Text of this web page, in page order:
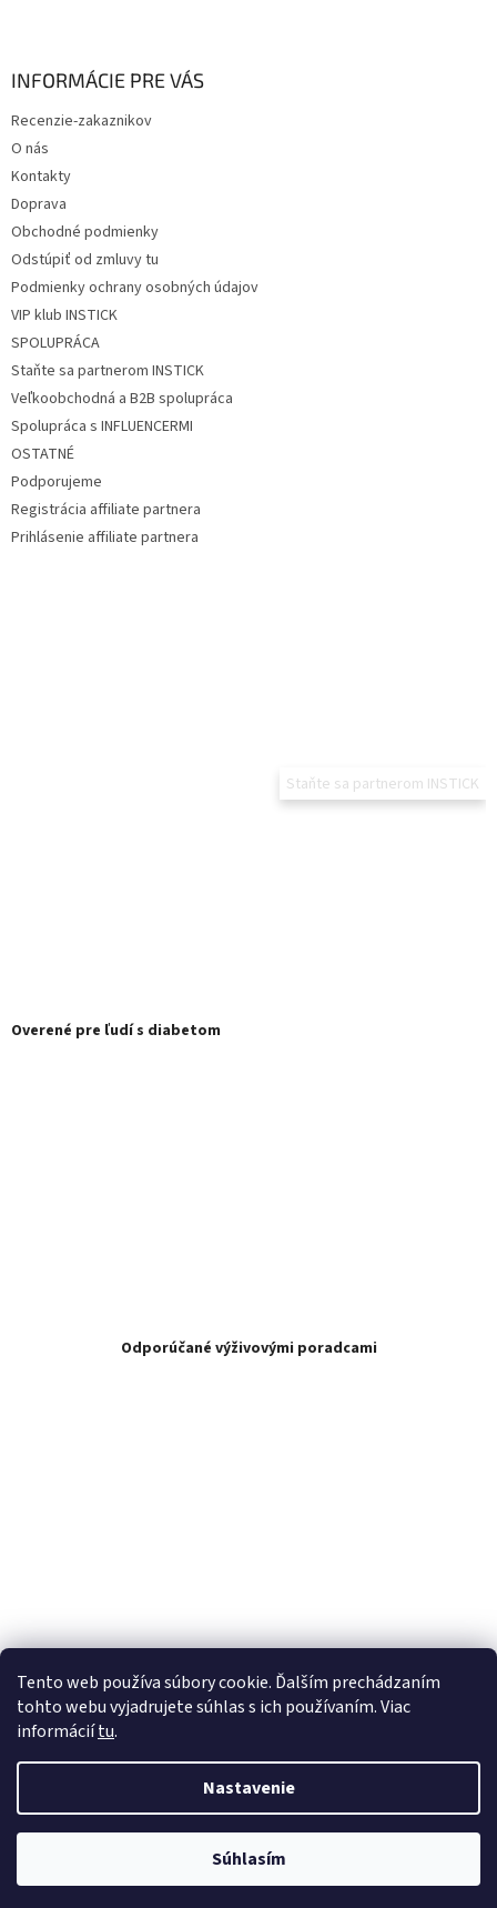
Tento web používa súbory cookie. Ďalším prechádzaním
tohto webu vyjadrujete súhlas s ich používaním. Viac
informáciítu.
Nastavenie
Súhlasím
INFORMÁCIE PRE VÁS
Recenzie-zakaznikov
O nás
Kontakty
Doprava
Obchodné podmienky
Odstúpiť od zmluvy tu
Podmienky ochrany osobných údajov
VIP klub INSTICK
SPOLUPRÁCA
Staňte sa partnerom INSTICK
Veľkoobchodná a B2B spolupráca
Spolupráca s INFLUENCERMI
OSTATNÉ
Podporujeme
Registrácia affiliate partnera
Prihlásenie affiliate partnera
Staňte sa partnerom INSTICK
Overené pre ľudí s diabetom
Odporúčané výživovými poradcami
Vytvoril Shoptet
instick.sk. Všetky práva vyhradené.